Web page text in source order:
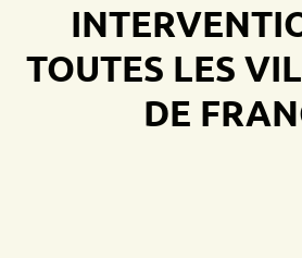
TOUTES LES
DE